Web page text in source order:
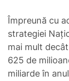
Împreună cu
strategiei
mai mult
625 de
miliarde în